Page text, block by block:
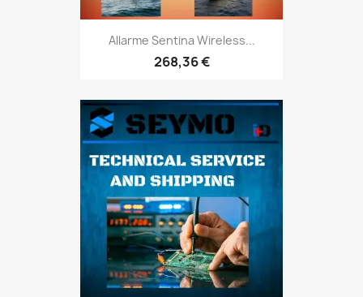
Allarme Sentina Wireless...
268,36 €